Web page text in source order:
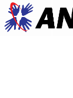
Preskočiť
na